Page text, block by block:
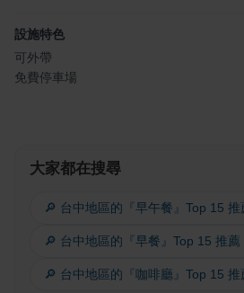
設施特色
可外帶
免費停車場
大家都在搜尋
🔎 台中地區的『早午餐』Top 15 推
🔎 台中地區的『早餐』Top 15 推薦
🔎 台中地區的『咖啡廳』Top 15 推